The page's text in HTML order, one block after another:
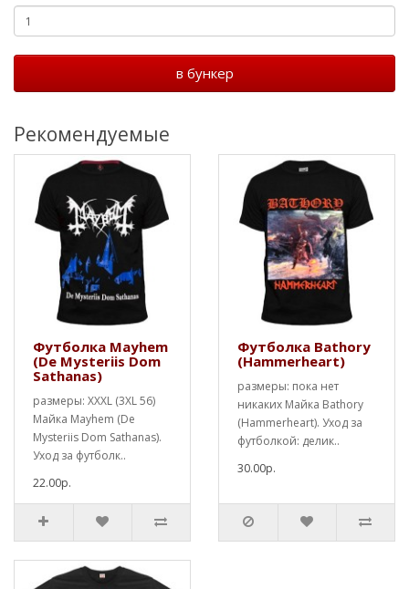
в бункер
Рекомендуемые
Футболка Mayhem
(De Mysteriis Dom
Sathanas)
размеры: XXXL (3XL 56)
Майка Mayhem (De
Mysteriis Dom Sathanas).
Уход за футболк..
22.00р.
Футболка Bathory
(Hammerheart)
размеры: пока нет
никаких Майка Bathory
(Hammerheart). Уход за
футболкой: делик..
30.00р.